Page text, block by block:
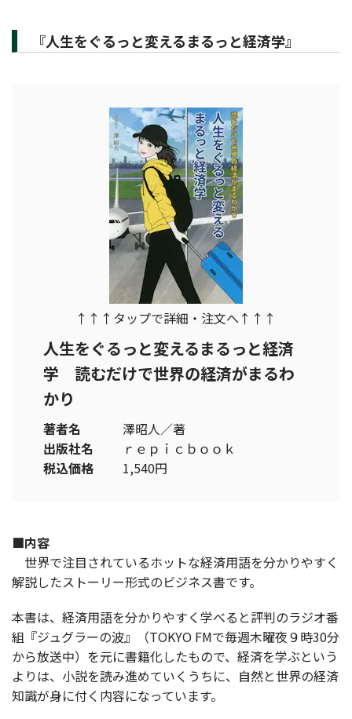
『人生をぐるっと変えるまるっと経済学』
↑↑↑タップで詳細・注文へ↑↑↑
人生をぐるっと変えるまるっと経済
学 読むだけで世界の経済がまるわ
かり
著者名
澤昭人／著
出版社名
ｒｅｐｉｃｂｏｏｋ
税込価格
1,540円
■内容
世界で注目されているホットな経済用語を分かりやすく
解説したストーリー形式のビジネス書です。
本書は、経済用語を分かりやすく学べると評判のラジオ番
組『ジュグラーの波』（TOKYO FMで毎週木曜夜９時30分
から放送中）を元に書籍化したもので、経済を学ぶという
よりは、小説を読み進めていくうちに、自然と世界の経済
知識が身に付く内容になっています。